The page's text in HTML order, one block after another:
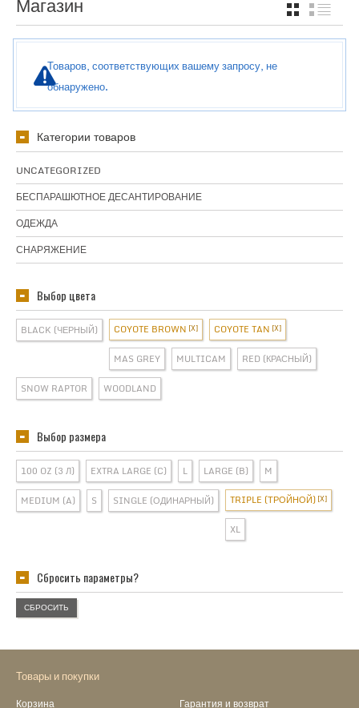
GRID
Товаров, соответствующих вашему запросу, не
обнаружено.
Категории товаров
UNCATEGORIZED
БЕСПАРАШЮТНОЕ ДЕСАНТИРОВАНИЕ
ОДЕЖДА
СНАРЯЖЕНИЕ
Выбор цвета
BLACK (ЧЕРНЫЙ) COYOTE BROWN COYOTE TAN
MAS GREY MULTICAM RED (КРАСНЫЙ)
SNOW RAPTOR WOODLAND
Выбор размера
100 OZ (3 Л) EXTRA LARGE (C) L LARGE (B) M
MEDIUM (A) S SINGLE (ОДИНАРНЫЙ) TRIPLE (ТРОЙНОЙ)
XL
Сбросить параметры?
СБРОСИТЬ
Товары и покупки
Корзина Гарантия и возврат